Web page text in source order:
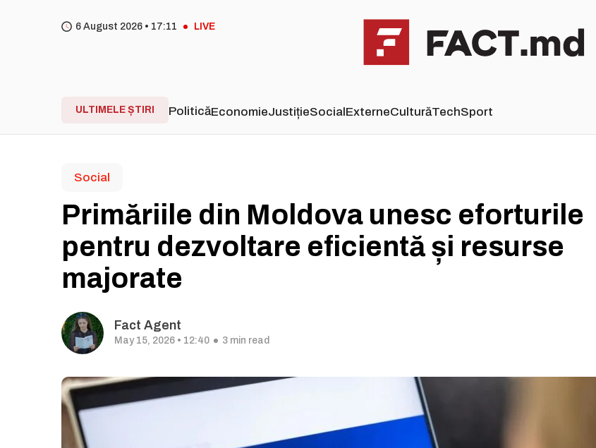
6 August 2026 • 17 11 LIVE
ULTIMELE ȘTIRI PoliticăEconomieJustițieSocialExterneCulturăTechSport
Social
Primăriile din Moldova unesc eforturile
pentru dezvoltare eficientă și resurse
majorate
Fact Agent
May 15, 2026 • 12:40 3 min read